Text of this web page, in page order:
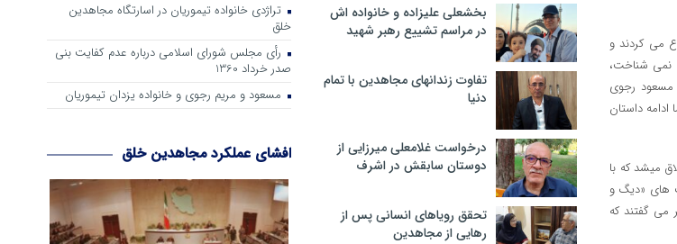
می کردند و
نمی شناخت،
مسعود رجوی
داستان
میشد که با
های «دیگ و
می گفتند که
بخشعلی علیزاده و خانواده اش
در مراسم تشییع رهبر شهید
تفاوت زندانهای مجاهدین با تمام
دنیا
درخواست غلامعلی میرزایی از
دوستان سابقش در اشرف
تحقق رویاهای انسانی پس از
رهایی از مجاهدین
تراژدی خانواده تیموریان در اسارتگاه مجاهدین
خلق
رأی مجلس شورای اسلامی درباره عدم كفایت بنی
صدر خرداد 1360
مسعود و مریم رجوی و خانواده یزدان تیموریان
افشای عملکرد مجاهدین خلق